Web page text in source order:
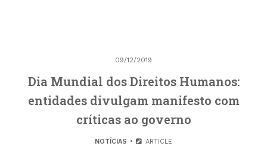
09/12/2019
Dia Mundial dos Direitos Humanos:
entidades divulgam manifesto com
críticas ao governo
NOTÍCIAS ARTICLE